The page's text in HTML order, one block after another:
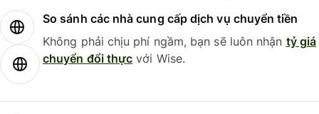
So sánh các nhà cung cấp dịch vụ chuyển tiền
Không phải chịu phí ngầm, bạn sẽ luôn nhận tỷ giá
chuyển đổi thực với Wise.